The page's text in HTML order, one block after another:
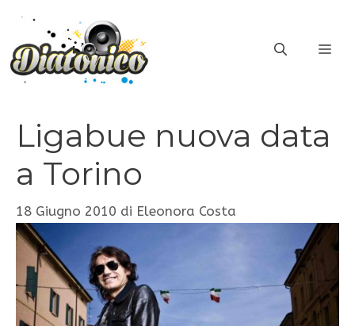
contenuto
Ligabue nuova data
a Torino
18 Giugno 2010 di Eleonora Costa